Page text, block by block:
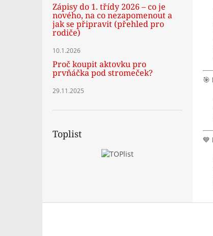
Zápisy do 1. třídy 2026 – co je
nového, na co nezapomenout a
jak se připravit (přehled pro
rodiče)
10.1.2026
Proč koupit aktovku pro
prvňáčka pod stromeček?
29.11.2025
Toplist
🎯
💙